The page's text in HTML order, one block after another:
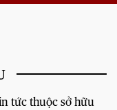
tức thuộc sở hữu